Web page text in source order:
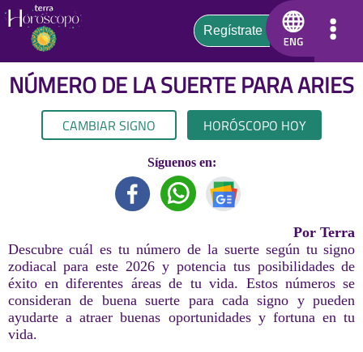
NÚMERO DE LA SUERTE PARAARIES
CAMBIAR SIGNO HORÓSCOPO HOY
Síguenos en:
Por Terra
Descubre cuál es tu número de la suerte según tu signo
zodiacal para este 2026 y potencia tus posibilidades de
éxito en diferentes áreas de tu vida. Estos números se
consideran de buena suerte para cada signo y pueden
ayudarte a atraer buenas oportunidades y fortuna en tu
vida.